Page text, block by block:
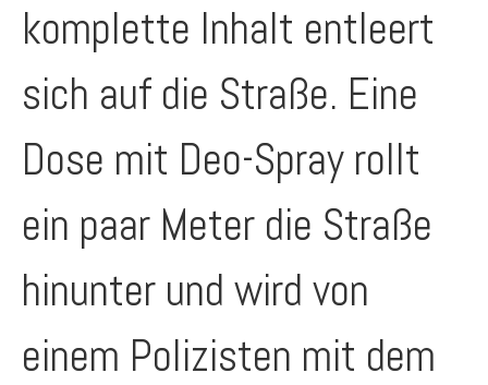
komplette Inhalt entleert
sich auf die Straße. Eine
Dose mit Deo-Spray rollt
ein paar Meter die Straße
hinunter und wird von
einem Polizisten mit dem